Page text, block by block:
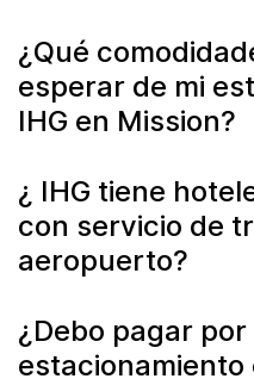
¿Qué
esperar de mi
IHG en Mission?
¿ IHG tiene
con servicio de
aeropuerto?
¿Debo pagar por
estacionamiento